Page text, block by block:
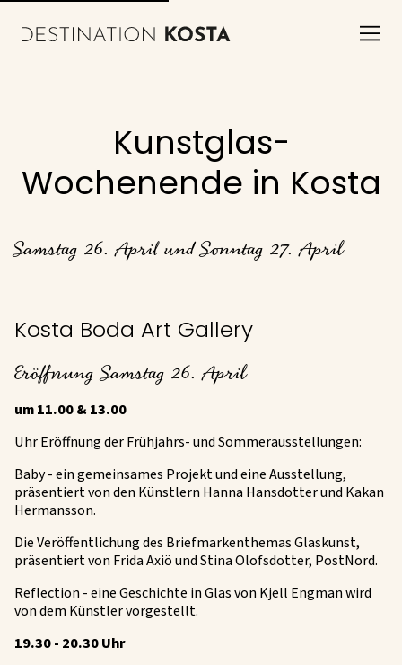
Kunstglas-
Wochenende in Kosta
Samstag 26. April und Sonntag 27. April
Kosta Boda Art Gallery
Eröffnung Samstag 26. April
um 11.00 & 13.00
Uhr Eröffnung der Frühjahrs- und Sommerausstellungen:
Baby - ein gemeinsames Projekt und eine Ausstellung,
präsentiert von den Künstlern Hanna Hansdotter und Kakan
Hermansson.
Die Veröffentlichung des Briefmarkenthemas Glaskunst,
präsentiert von Frida Axiö und Stina Olofsdotter, PostNord.
Reflection - eine Geschichte in Glas von Kjell Engman wird
von dem Künstler vorgestellt.
19.30 - 20.30 Uhr